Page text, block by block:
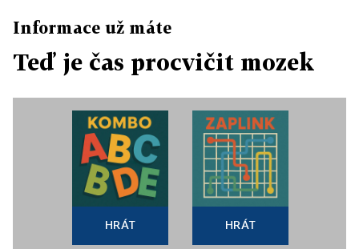
Informace už máte
Teď je čas procvičit mozek
HRÁT HRÁT